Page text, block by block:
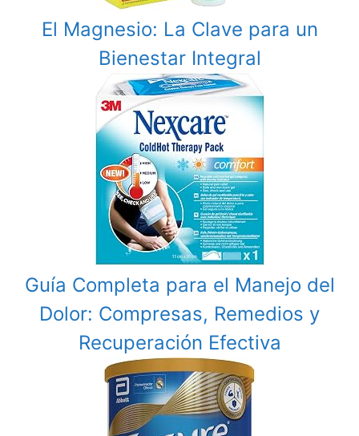
El Magnesio: La Clave para un
Bienestar Integral
Guía Completa para el Manejo del
Dolor: Compresas, Remedios y
Recuperación Efectiva